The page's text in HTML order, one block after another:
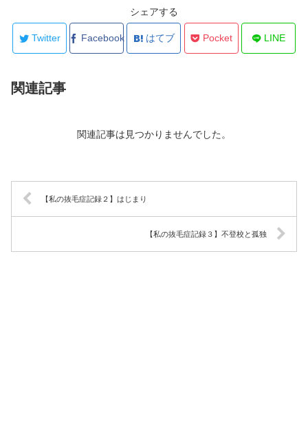
b
o
シェアする
Twitter Facebook はてブ Pocket LINE
関連記事
関連記事は見つかりませんでした。
【私の抜毛症記録２】はじまり
【私の抜毛症記録３】不登校と孤独